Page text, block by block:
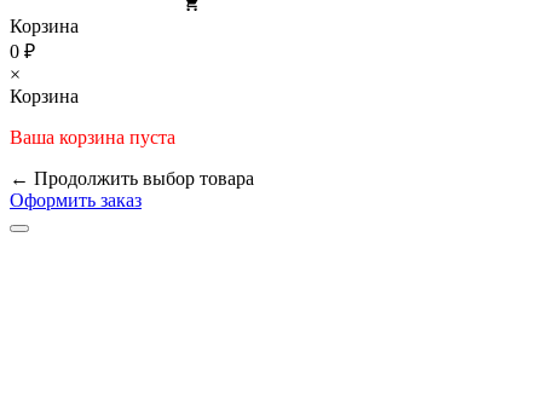
Корзина
0 ₽
×
Корзина
Ваша корзина пуста
← Продолжить выбор товара
Оформить заказ